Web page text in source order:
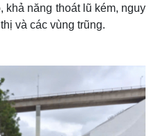
khả năng thoát lũ kém, nguy
và các vùng trũng.